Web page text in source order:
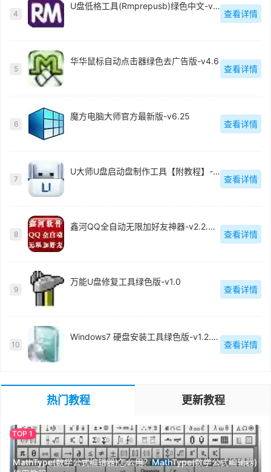
4
U盘低格工具(Rmprepusb)绿色中文-v2.1.744
查看详情
5
华华鼠标自动点击器绿色去广告版-v4.6
查看详情
6
魔方电脑大师官方最新版-v6.25
查看详情
7
U大师U盘启动盘制作工具【附教程】-v【】
查看详情
8
鑫河QQ全自动无限加好友神器-v2.2.3.6
查看详情
9
万能U盘修复工具绿色版-v1.0
查看详情
10
Windows7 硬盘安装工具绿色版-v1.2.0.62
查看详情
热门教程 更新教程
MathType(数学公式编辑器)怎么用？MathType(数学公式编辑器)